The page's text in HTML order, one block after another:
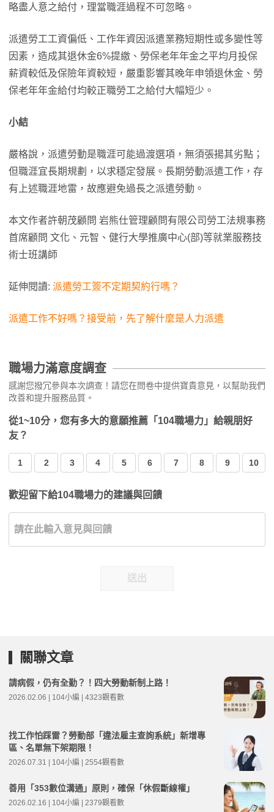
略盡人意之給付，理當職涯過程不可忽略。
派遣勞工工資偏低、工作年資因派遣業務短期性或多變性等
因素，造成其退休金6%提繳、勞保老年年金之平均月投保
薪資較低及保險年資較短，嚴重影響其晚年申領退休金、勞
保老年年金給付均較正職勞工之給付大幅短少。
小結
嚴格說，派遣勞動是職涯可能過渡選項，無須張揚其劣點；
但職涯宜長期規劃，以求穩定發展。長期勞動派遣工作，存
有上述職涯地雷，故應避免過長之派遣勞動。
本文作者許朝茂顧問 岩熊仕管理顧問有限公司勞工法規事務
首席顧問 文化、元智、健行大學推廣中心(部)等就業服務技
術士班講師
延伸閱讀: 派遣勞工簽不定期契約行嗎？
派遣工作不好嗎？接受前，先了解什麼是人力派遣
職場力滿意度調查
感謝您撥冗參與本次調查！請您在問卷中提供寶貴意見，以幫助我們
改善和提升服務品質。
從1~10分，您有多大的意願推薦「104職場力」給親朋好
友？
1 2 3 4 5 6 7 8 9 10
歡迎留下給104職場力的建議與回饋
送出
關聯文章
請病假，仍有全勤？！四大勞動新制上路！
2026.02.06 | 104小編 | 4323觀看數
找工作怕踩雷？勞動部「違法雇主查詢系統」新增專
區、名單無下架期限！
2026.07.31 | 104小編 | 2554觀看數
善用「353數位溝通」原則，確保「休假斷線權」
2026.02.16 | 104小編 | 2379觀看數